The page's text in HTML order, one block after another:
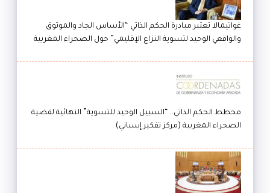
غواتيمالا تعتبر مبادرة الحكم الذاتي “الأساس الجاد والموثوق
والواقعي الوحيد لتسوية النزاع الإقليمي” حول الصحراء المغربية
مخطط الحكم الذاتي.. “السبيل الوحيد للتسوية” النهائية لقضية
الصحراء المغربية (مركز تفكير إسباني)